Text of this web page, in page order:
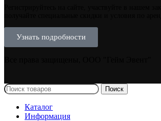
Узнать подробности
Поиск
Каталог
Информация